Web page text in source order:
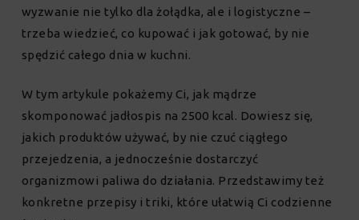
wyzwanie nie tylko dla żołądka, ale i logistyczne –
trzeba wiedzieć, co kupować i jak gotować, by nie
spędzić całego dnia w kuchni.
W tym artykule pokażemy Ci, jak mądrze
skomponować jadłospis na 2500 kcal. Dowiesz się,
jakich produktów używać, by nie czuć ciągłego
przejedzenia, a jednocześnie dostarczyć
organizmowi paliwa do działania. Przedstawimy też
konkretne przepisy i triki, które ułatwią Ci codzienne